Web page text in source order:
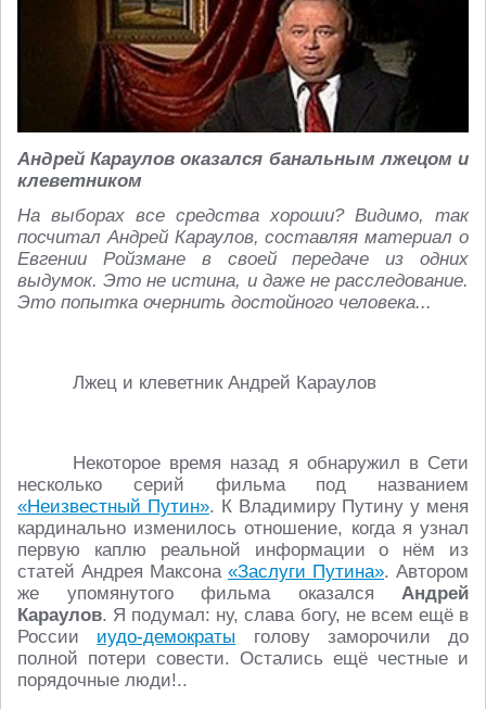
Андрей Караулов оказался банальным лжецом и
клеветником
На выборах все средства хороши? Видимо, так
посчитал Андрей Караулов, составляя материал о
Евгении Ройзмане в своей передаче из одних
выдумок. Это не истина, и даже не расследование.
Это попытка очернить достойного человека...
Лжец и клеветник Андрей Караулов
Некоторое время назад я обнаружил в Сети
несколько серий фильма под названием
«Неизвестный Путин». К Владимиру Путину у меня
кардинально изменилось отношение, когда я узнал
первую каплю реальной информации о нём из
статей Андрея Максона «Заслуги Путина». Автором
же упомянутого фильма оказался Андрей
Караулов. Я подумал: ну, слава богу, не всем ещё в
России иудо-демократы голову заморочили до
полной потери совести. Остались ещё честные и
порядочные люди!..